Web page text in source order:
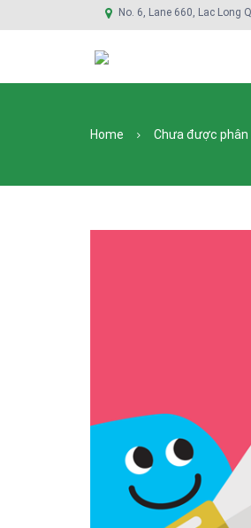
No. 6, Lane 660, Lac Long
Home Chưa được phân